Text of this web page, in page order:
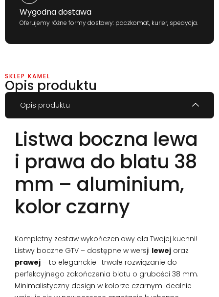
Wygodna dostawa
Oferujemy różne formy dostawy: paczkomat, kurier, spedycja.
SKLEP KAMEL
Opis produktu
Opis produktu
Listwa boczna lewa
i prawa do blatu 38
mm – aluminium,
kolor czarny
Kompletny zestaw wykończeniowy dla Twojej kuchni!
Listwy boczne GTV – dostępne w wersji lewej oraz
prawej – to eleganckie i trwałe rozwiązanie do
perfekcyjnego zakończenia blatu o grubości 38 mm.
Minimalistyczny design w kolorze czarnym idealnie